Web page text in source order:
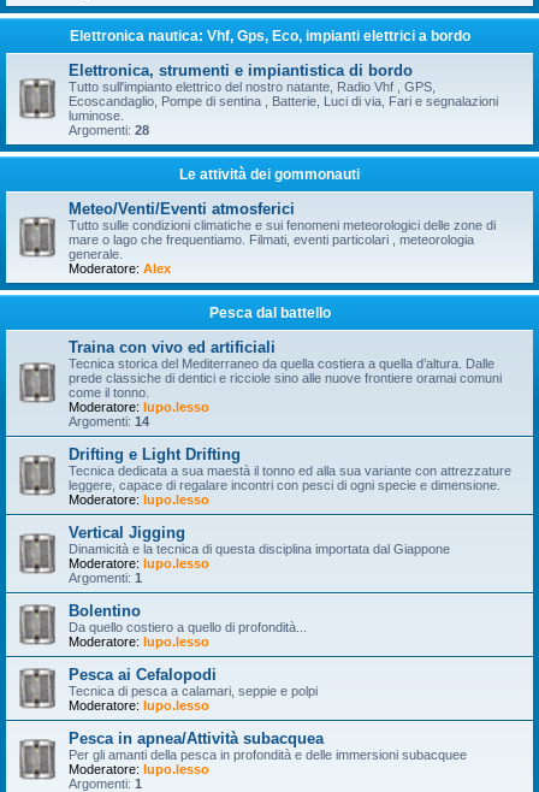
Elettronica nautica: Vhf, Gps, Eco, impianti elettrici a bordo
Elettronica, strumenti e impiantistica di bordo
Tutto sull'impianto elettrico del nostro natante, Radio Vhf , GPS,
Ecoscandaglio, Pompe di sentina , Batterie, Luci di via, Fari e segnalazioni
luminose.
Argomenti: 28
Le attività dei gommonauti
Meteo/Venti/Eventi atmosferici
Tutto sulle condizioni climatiche e sui fenomeni meteorologici delle zone di
mare o lago che frequentiamo. Filmati, eventi particolari , meteorologia
generale.
Moderatore: Alex
Pesca dal battello
Traina con vivo ed artificiali
Tecnica storica del Mediterraneo da quella costiera a quella d’altura. Dalle
prede classiche di dentici e ricciole sino alle nuove frontiere oramai comuni
come il tonno.
Moderatore: lupo.lesso
Argomenti: 14
Drifting e Light Drifting
Tecnica dedicata a sua maestà il tonno ed alla sua variante con attrezzature
leggere, capace di regalare incontri con pesci di ogni specie e dimensione.
Moderatore: lupo.lesso
Vertical Jigging
Dinamicità e la tecnica di questa disciplina importata dal Giappone
Moderatore: lupo.lesso
Argomenti: 1
Bolentino
Da quello costiero a quello di profondità...
Moderatore: lupo.lesso
Pesca ai Cefalopodi
Tecnica di pesca a calamari, seppie e polpi
Moderatore: lupo.lesso
Pesca in apnea/Attività subacquea
Per gli amanti della pesca in profondità e delle immersioni subacquee
Moderatore: lupo.lesso
Argomenti: 1